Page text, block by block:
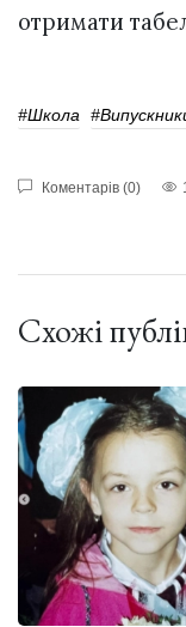
отримати
#школа
Коментарів (0)
Схожі